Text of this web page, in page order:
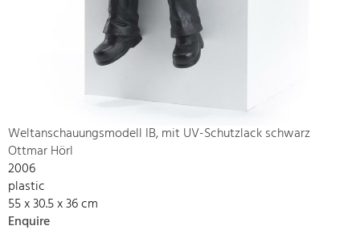
Weltanschauungsmodell IB, mit UV-Schutzlack schwarz
Ottmar Hörl
2006
plastic
55 x 30.5 x 36 cm
Enquire